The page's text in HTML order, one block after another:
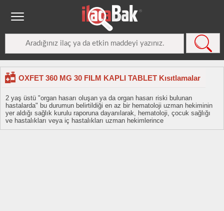
OXFET 360 MG 30 FILM KAPLI TABLET Kısıtlamalar
2 yaş üstü "organ hasarı oluşan ya da organ hasarı riski bulunan
hastalarda" bu durumun belirtildiği en az bir hematoloji uzman hekiminin
yer aldığı sağlık kurulu raporuna dayanılarak, hematoloji, çocuk sağlığı
ve hastalıkları veya iç hastalıkları uzman hekimlerince